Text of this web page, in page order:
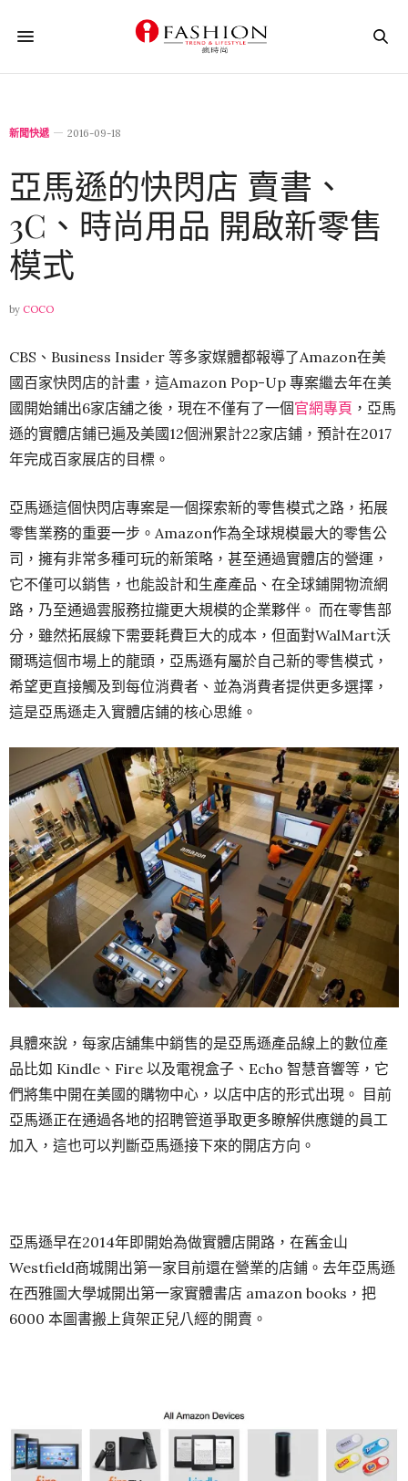
新聞快遞 2016-09-18
亞馬遜的快閃店 賣書、
3C、時尚用品 開啟新零售
模式
by COCO
CBS、Business Insider 等多家媒體都報導了Amazon在美
國百家快閃店的計畫，這Amazon Pop-Up 專案繼去年在美
國開始鋪出6家店舖之後，現在不僅有了一個官網專頁 ，亞馬
遜的實體店鋪已遍及美國12個洲累計22家店鋪，預計在2017
年完成百家展店的目標。
亞馬遜這個快閃店專案是一個探索新的零售模式之路，拓展
零售業務的重要一步。Amazon作為全球規模最大的零售公
司，擁有非常多種可玩的新策略，甚至通過實體店的營運，
它不僅可以銷售，也能設計和生產產品、在全球鋪開物流網
路，乃至通過雲服務拉攏更大規模的企業夥伴。 而在零售部
分，雖然拓展線下需要耗費巨大的成本，但面對WalMart沃
爾瑪這個市場上的龍頭，亞馬遜有屬於自己新的零售模式，
希望更直接觸及到每位消費者、並為消費者提供更多選擇，
這是亞馬遜走入實體店鋪的核心思維。
具體來說，每家店舖集中銷售的是亞馬遜產品線上的數位產
品比如 Kindle、Fire 以及電視盒子、Echo 智慧音響等，它
們將集中開在美國的購物中心，以店中店的形式出現。 目前
亞馬遜正在通過各地的招聘管道爭取更多瞭解供應鏈的員工
加入，這也可以判斷亞馬遜接下來的開店方向。
亞馬遜早在2014年即開始為做實體店開路，在舊金山
Westfield商城開出第一家目前還在營業的店鋪。去年亞馬遜
在西雅圖大學城開出第一家實體書店 amazon books，把
6000 本圖書搬上貨架正兒八經的開賣。